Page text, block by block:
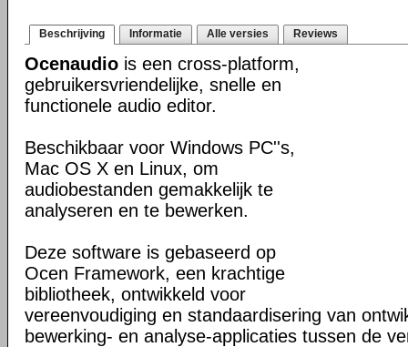
Beschrijving Informatie Alle versies Reviews
Ocenaudio is een cross-platform,
gebruikersvriendelijke, snelle en
functionele audio editor.
Beschikbaar voor Windows PC''s,
Mac OS X en Linux, om
audiobestanden gemakkelijk te
analyseren en te bewerken.
Deze software is gebaseerd op
Ocen Framework, een krachtige
bibliotheek, ontwikkeld voor
vereenvoudiging en standaardisering van
bewerking- en analyse-applicaties tussen de